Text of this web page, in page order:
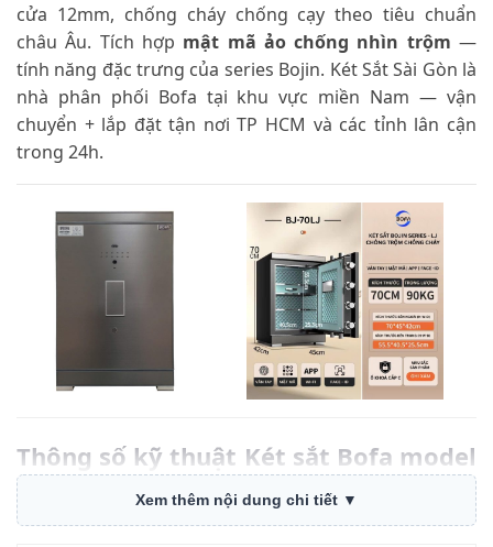
cửa 12mm, chống cháy chống cạy theo tiêu chuẩn
châu Âu. Tích hợp mật mã ảo chống nhìn trộm —
tính năng đặc trưng của series Bojin. Két Sắt Sài Gòn là
nhà phân phối Bofa tại khu vực miền Nam — vận
chuyển + lắp đặt tận nơi TP HCM và các tỉnh lân cận
trong 24h.
Thông số kỹ thuật Két sắt Bofa model
BJ-70LJ
Xem thêm nội dung chi tiết ▼